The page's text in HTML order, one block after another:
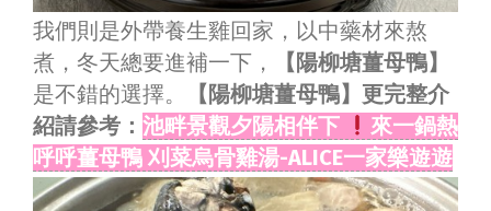
我們則是外帶養生雞回家，以中藥材來熬
煮，冬天總要進補一下，
【陽柳塘薑母鴨】
是不錯的選擇。
【陽柳塘薑母鴨】更完整介
紹請參考： 池畔景觀夕陽相伴下
來一鍋熱
呼呼薑母鴨 刈菜烏骨雞湯-ALICE一家樂遊遊